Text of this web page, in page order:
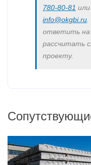
780-80-81
info@okgbi.ru
ответить на
рассчитать
проекту.